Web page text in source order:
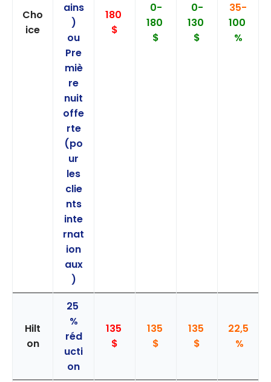
Cho
ice
ains
)
ou
Pre
miè
re
nuit
offe
rte
(po
ur
les
clie
nts
inte
rnat
ion
aux
)
180
$
0-
180
$
0-
130
$
35-
100
%
Hilt
on
25
%
réd
ucti
on
135
$
135
$
135
$
22,5
%